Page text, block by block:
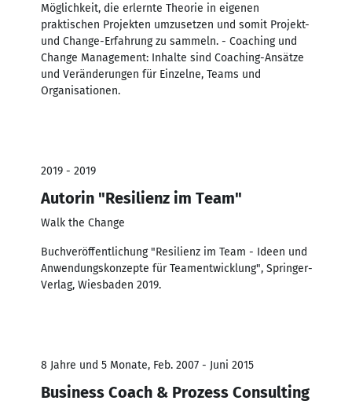
Möglichkeit, die erlernte Theorie in eigenen
praktischen Projekten umzusetzen und somit Projekt-
und Change-Erfahrung zu sammeln. - Coaching und
Change Management: Inhalte sind Coaching-Ansätze
und Veränderungen für Einzelne, Teams und
Organisationen.
2019 - 2019
Autorin "Resilienz im Team"
Walk the Change
Buchveröffentlichung "Resilienz im Team - Ideen und
Anwendungskonzepte für Teamentwicklung", Springer-
Verlag, Wiesbaden 2019.
8 Jahre und 5 Monate, Feb. 2007 - Juni 2015
Business Coach & Prozess Consulting